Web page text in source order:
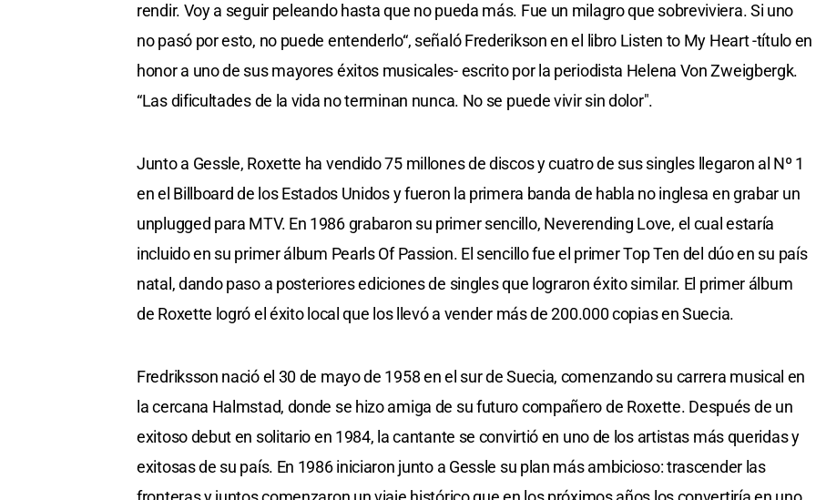
rendir. Voy a seguir peleando hasta que no pueda más. Fue un milagro que sobreviviera. Si uno
no pasó por esto, no puede entenderlo“, señaló Frederikson en el libro Listen to My Heart -título en
honor a uno de sus mayores éxitos musicales- escrito por la periodista Helena Von Zweigbergk.
“Las dificultades de la vida no terminan nunca. No se puede vivir sin dolor".
Junto a Gessle, Roxette ha vendido 75 millones de discos y cuatro de sus singles llegaron al Nº 1
en el Billboard de los Estados Unidos y fueron la primera banda de habla no inglesa en grabar un
unplugged para MTV. En 1986 grabaron su primer sencillo, Neverending Love, el cual estaría
incluido en su primer álbum Pearls Of Passion. El sencillo fue el primer Top Ten del dúo en su país
natal, dando paso a posteriores ediciones de singles que lograron éxito similar. El primer álbum
de Roxette logró el éxito local que los llevó a vender más de 200.000 copias en Suecia.
Fredriksson nació el 30 de mayo de 1958 en el sur de Suecia, comenzando su carrera musical en
la cercana Halmstad, donde se hizo amiga de su futuro compañero de Roxette. Después de un
exitoso debut en solitario en 1984, la cantante se convirtió en uno de los artistas más queridas y
exitosas de su país. En 1986 iniciaron junto a Gessle su plan más ambicioso: trascender las